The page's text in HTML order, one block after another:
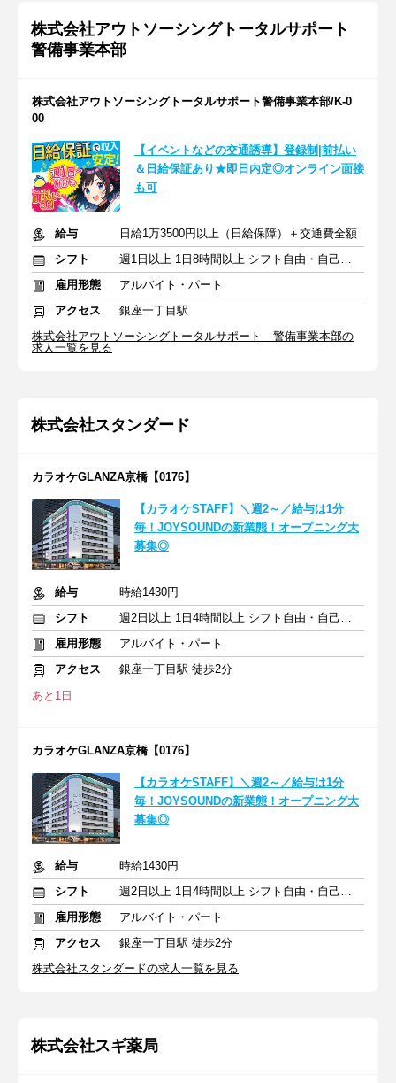
株式会社アウトソーシングトータルサポート
警備事業本部
株式会社アウトソーシングトータルサポート警備事業本部/K-0
00
【イベントなどの交通誘導】登録制|前払い
＆日給保証あり★即日内定◎オンライン面接
も可
給与
日給1万3500円以上（日給保障）＋交通費全額
シフト
週1日以上 1日8時間以上 シフト自由・自己申告
雇用形態
アルバイト・パート
アクセス
銀座一丁目駅
株式会社アウトソーシングトータルサポート 警備事業本部の
求人一覧を見る
株式会社スタンダード
カラオケGLANZA京橋【0176】
【カラオケSTAFF】＼週2～／給与は1分
毎！JOYSOUNDの新業態！オープニング大
募集◎
給与
時給1430円
シフト
週2日以上 1日4時間以上 シフト自由・自己申告
雇用形態
アルバイト・パート
アクセス
銀座一丁目駅 徒歩2分
あと1日
カラオケGLANZA京橋【0176】
【カラオケSTAFF】＼週2～／給与は1分
毎！JOYSOUNDの新業態！オープニング大
募集◎
給与
時給1430円
シフト
週2日以上 1日4時間以上 シフト自由・自己申告
雇用形態
アルバイト・パート
アクセス
銀座一丁目駅 徒歩2分
株式会社スタンダードの求人一覧を見る
株式会社スギ薬局